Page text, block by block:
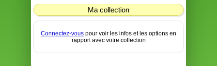
Ma collection
Connectez-vous pour voir les infos et les options en
rapport avec votre collection